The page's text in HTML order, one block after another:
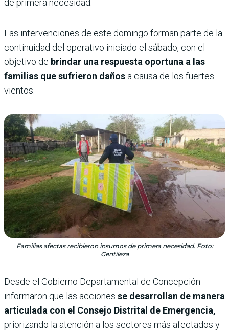
de primera necesidad.
Las intervenciones de este domingo forman parte de la
continuidad del operativo iniciado el sábado, con el
objetivo de brindar una respuesta oportuna a las
familias que sufrieron daños a causa de los fuertes
vientos.
Familias afectas recibieron insumos de primera necesidad. Foto:
Gentileza
Desde el Gobierno Departamental de Concepción
informaron que las acciones se desarrollan de manera
articulada con el Consejo Distrital de Emergencia,
priorizando la atención a los sectores más afectados y